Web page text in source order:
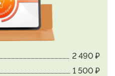
собеседника
правого
феноменов
жестом (якорем),
2 490 ₽
1 500 ₽